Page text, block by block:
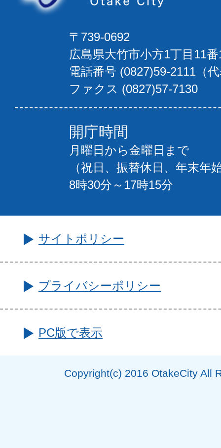
〒739-0692
広島県大竹市小方1丁目11
電話番号 (0827)59-2111（
ファクス (0827)57-7130
開庁時間
月曜日から金曜日まで
（祝日、振替休日、年末年
8時30分～17時15分
サイトポリシー
プライバシーポリシー
PC版で表示
Copyright(c) 2016 OtakeCity All